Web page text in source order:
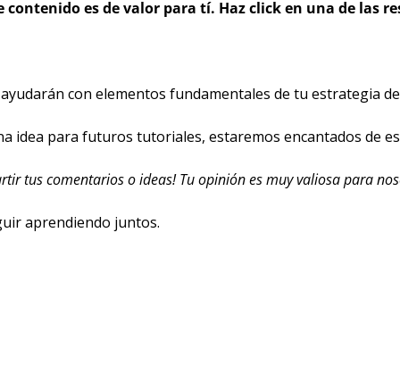
es de valor para tí. Haz click en una de las
con elementos fundamentales de tu estrategia
idea para futuros tutoriales, estaremos encantados de
tus comentarios o ideas! Tu opinión es muy valiosa para
aprendiendo juntos.